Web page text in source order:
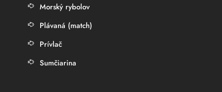
Morský rybolov
Plávaná (match)
Prívlač
Sumčiarina